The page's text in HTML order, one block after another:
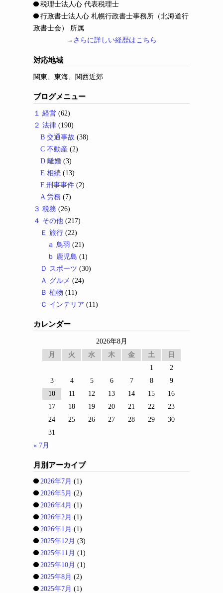
税理士法人心 代表税理士
行政書士法人心 札幌行政書士事務所（北海道行
政書士会） 所属
→ さらに詳しい経歴はこちら
対応地域
関東、東海、関西近郊
ブログメニュー
１ 経営 (62)
２ 法律 (190)
B 交通事故 (38)
C 不動産 (2)
D 離婚 (3)
E 相続 (13)
F 刑事事件 (2)
A 労務 (7)
３ 税務 (26)
４ その他 (217)
Ｅ 旅行 (22)
ａ 鳥羽 (21)
ｂ 鹿児島 (1)
Ｄ スポーツ (30)
Ａ グルメ (24)
Ｂ 植物 (11)
Ｃ インテリア (11)
カレンダー
2026年8月
月
火 水 木 金 土
日
1
2
3
4 5 6 7 8
9
10
11 12 13 14 15
16
17
18 19 20 21 22
23
24
25 26 27 28 29
30
31
« 7月
月別アーカイブ
2026年7月 (1)
2026年5月 (2)
2026年4月 (1)
2026年2月 (1)
2026年1月 (1)
2025年12月 (3)
2025年11月 (1)
2025年10月 (1)
2025年8月 (2)
2025年7月 (1)